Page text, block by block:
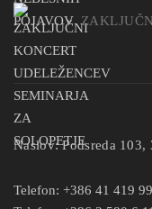
Naslov:Podsreda 103,
Telefon: +386 41 419